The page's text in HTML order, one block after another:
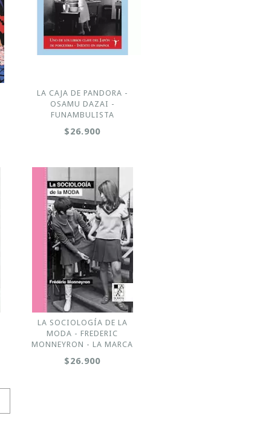
LA CAJA DE PANDORA -
OSAMU DAZAI -
FUNAMBULISTA
$26.900
LA SOCIOLOGÍA DE LA
MODA - FREDERIC
MONNEYRON - LA MARCA
$26.900